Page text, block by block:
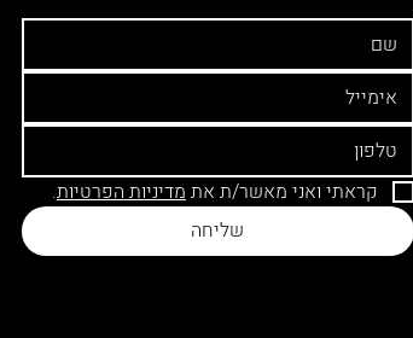
קראתי ואני מאשר/ת את מדיניות הפרטיות.
שליחה